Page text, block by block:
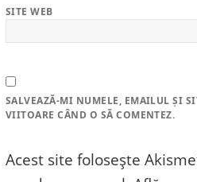
SITE WEB
SALVEAZĂ-MI NUMELE, EMAILUL ȘI
VIITOARE CÂND O SĂ COMENTEZ.
Acest site folosește